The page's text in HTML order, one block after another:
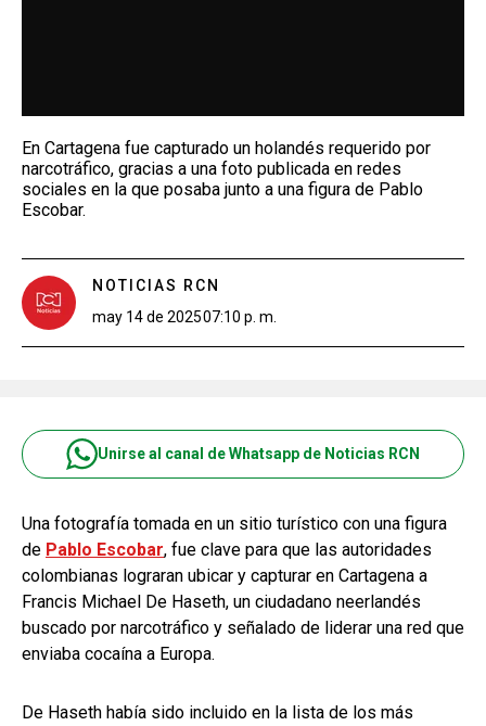
En Cartagena fue capturado un holandés requerido por
narcotráfico, gracias a una foto publicada en redes
sociales en la que posaba junto a una figura de Pablo
Escobar.
NOTICIAS RCN
may 14 de 202507:10 p. m.
Unirse al canal de Whatsapp de Noticias RCN
Una fotografía tomada en un sitio turístico con una figura
de Pablo Escobar, fue clave para que las autoridades
colombianas lograran ubicar y capturar en Cartagena a
Francis Michael De Haseth, un ciudadano neerlandés
buscado por narcotráfico y señalado de liderar una red que
enviaba cocaína a Europa.
De Haseth había sido incluido en la lista de los más